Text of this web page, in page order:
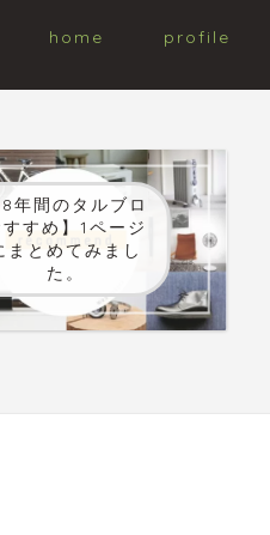
home profile
8年間のタルブロ
すすめ】1ページ
まとめてみまし
た。